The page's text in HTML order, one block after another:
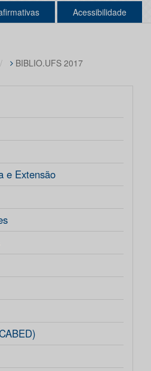
Acessibilidade
BIBLIO.UFS 2017
e Extensão